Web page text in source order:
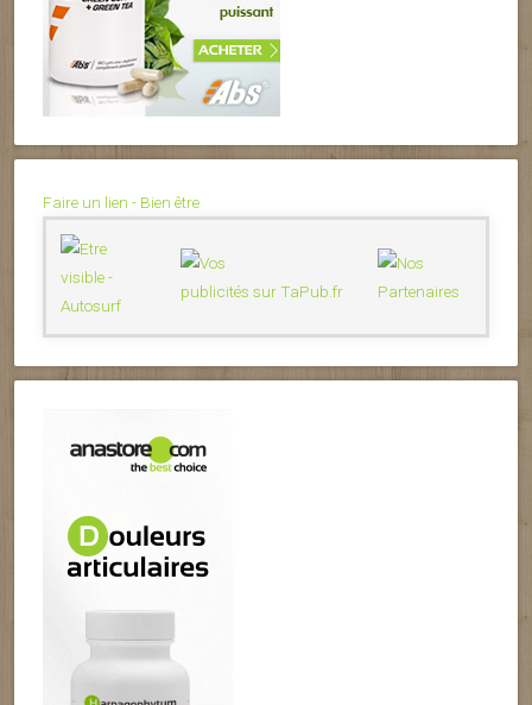
Faire un lien - Bien être